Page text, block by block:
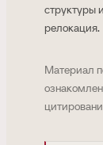
структуры
релокация.
Материал